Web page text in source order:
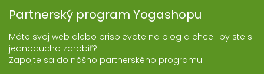
Partnerský program Yogashopu
Máte svoj web alebo prispievate na blog a chceli by ste si
jednoducho zarobiť?
Zapojte sa do nášho partnerského programu.